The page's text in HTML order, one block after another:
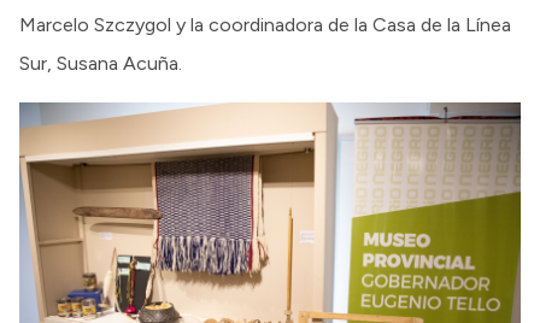
Marcelo Szczygol y la coordinadora de la Casa de la Línea
Sur, Susana Acuña.